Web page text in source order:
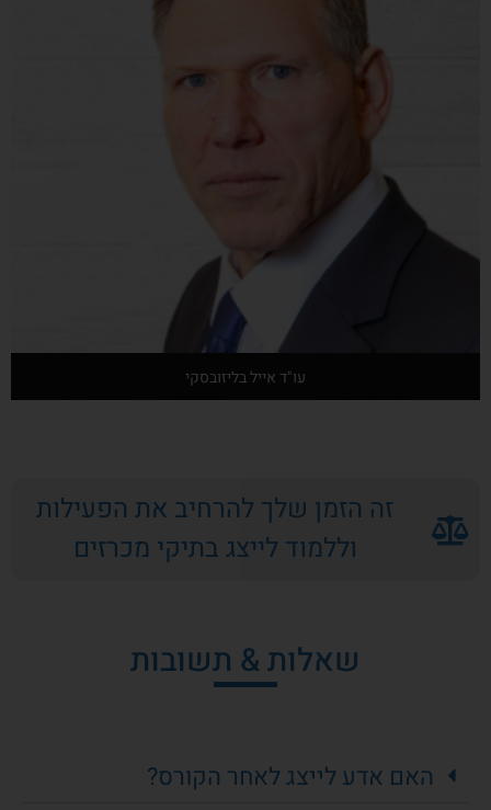
עו"ד אייל בליזובסקי
זה הזמן שלך להרחיב את הפעילות
וללמוד לייצג בתיקי מכרזים
שאלות & תשובות
האם אדע לייצג לאחר הקורס?